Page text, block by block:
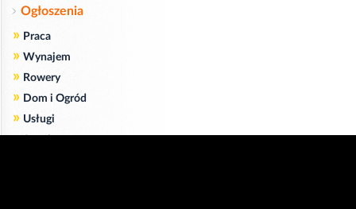
Ogłoszenia
» Praca
» Wynajem
» Rowery
» Dom i Ogród
» Usługi
»